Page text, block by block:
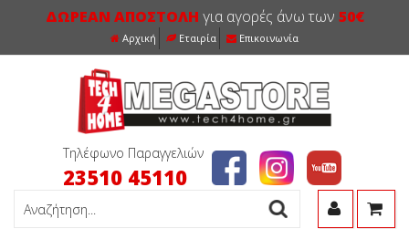
ΔΩΡΕΑΝ ΑΠΟΣΤΟΛΗ για αγορές άνω των 50€
Αρχική Εταιρία Επικοινωνία
Τηλέφωνο Παραγγελιών
23510 45110